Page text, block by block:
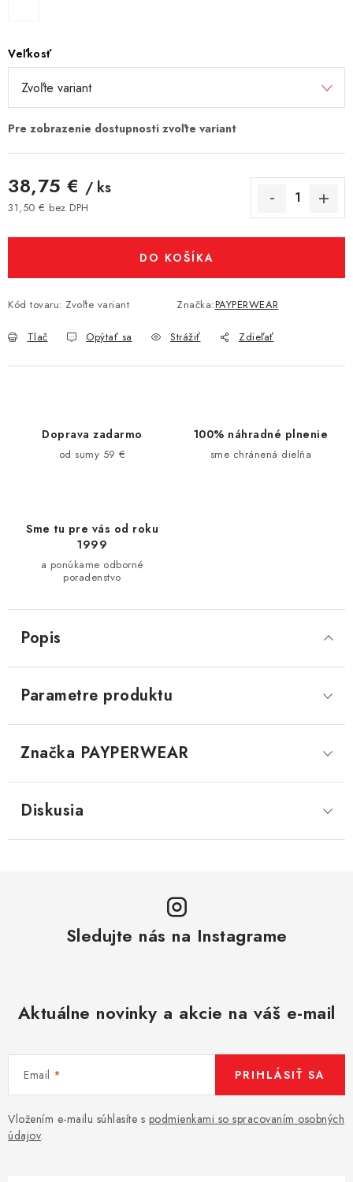
Veľkosť
38,75 € / ks
31,50 € bez DPH
DO KOŠÍKA
Kód tovaru: Zvoľte variant Značka:PAYPERWEAR
Tlač Opýtať sa Strážiť Zdieľať
Doprava zadarmo
od sumy 59 €
100% náhradné plnenie
sme chránená dielňa
Sme tu pre vás od roku
1999
a ponúkame odborné
poradenstvo
Popis
Parametre produktu
Značka PAYPERWEAR
Diskusia
Sledujte nás na Instagrame
Aktuálne novinky a akcie na váš e-mail
Email
Vložením e-mailu súhlasíte s podmienkami so spracovaním osobných
údajov.
PRIHLÁSIŤ SA